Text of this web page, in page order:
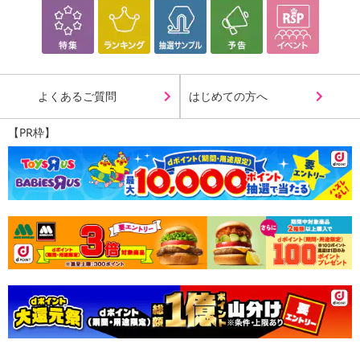
・耳全体がすっぽり入り耳をしっかり覆ってくれますので寒さから
しっかり守ってくれます。
よくあるご質問 はじめての方へ
【PR枠】